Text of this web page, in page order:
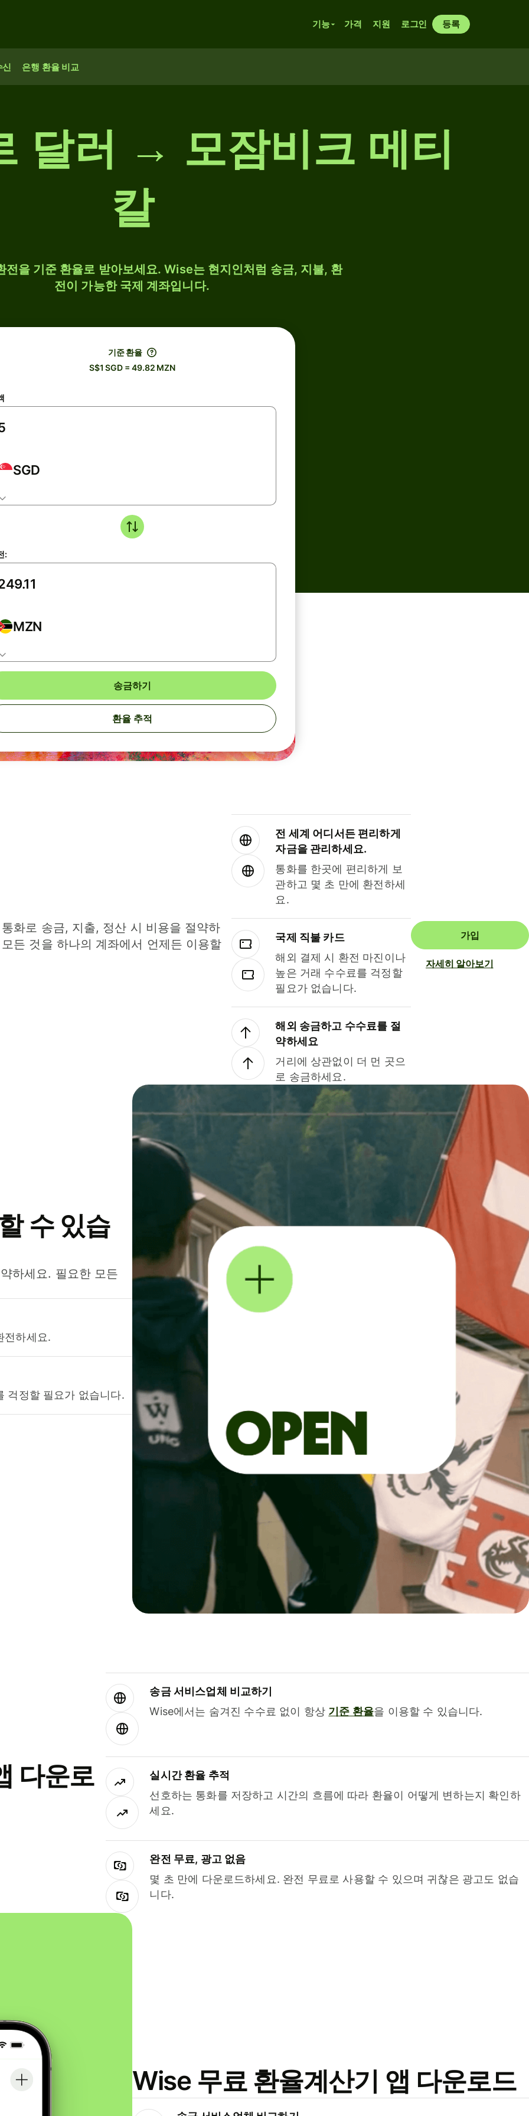
기능 가격 지원 로그인 등록
신 은행 환율 비교
달러 → 모잠비크 메티
칼
을 기준 환율로 받아보세요. Wise는 현지인처럼 송금, 지불, 환
전이 가능한 국제 계좌입니다.
기준 환율
S$1 SGD = 49.82 MZN
SGD
:
MZN
송금하기
환율 추적
화로 송금, 지출, 정산 시 비용을 절약하
든 것을 하나의 계좌에서 언제든 이용할
전 세계 어디서든 편리하게
자금을 관리하세요.
통화를 한곳에 편리하게 보
관하고 몇 초 만에 환전하세
요.
국제 직불 카드
해외 결제 시 환전 마진이나
높은 거래 수수료를 걱정할
필요가 없습니다.
해외 송금하고 수수료를 절
약하세요
거리에 상관없이 더 먼 곳으
로 송금하세요.
가입
자세히 알아보기
수 있습
하세요. 필요한 모든
전하세요.
걱정할 필요가 없습니다.
다운로
송금 서비스업체 비교하기
Wise에서는 숨겨진 수수료 없이 항상 기준 환율을 이용할 수 있습니다.
실시간 환율 추적
선호하는 통화를 저장하고 시간의 흐름에 따라 환율이 어떻게 변하는지 확인하
세요.
완전 무료, 광고 없음
몇 초 만에 다운로드하세요. 완전 무료로 사용할 수 있으며 귀찮은 광고도 없습
니다.
Wise 무료 환율계산기 앱 다운로드